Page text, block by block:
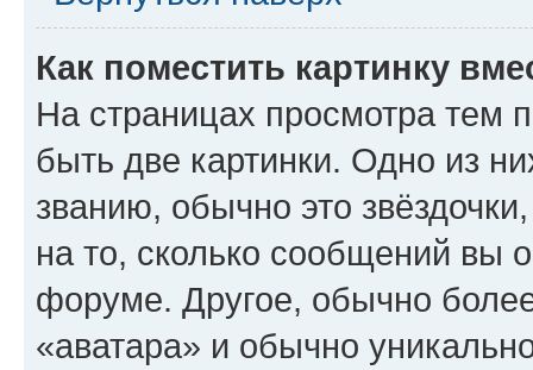
Как поместить картинку
На страницах просмотра тем
быть две картинки. Одно из
званию, обычно это
на то, сколько сообщений вы
форуме. Другое, обычно
«аватара» и обычно